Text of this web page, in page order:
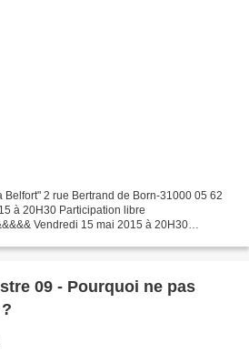
Belfort" 2 rue Bertrand de Born-31000 05 62
à 20H30 Participation libre
Vendredi 15 mai 2015 à 20H30
09 - Pourquoi ne pas